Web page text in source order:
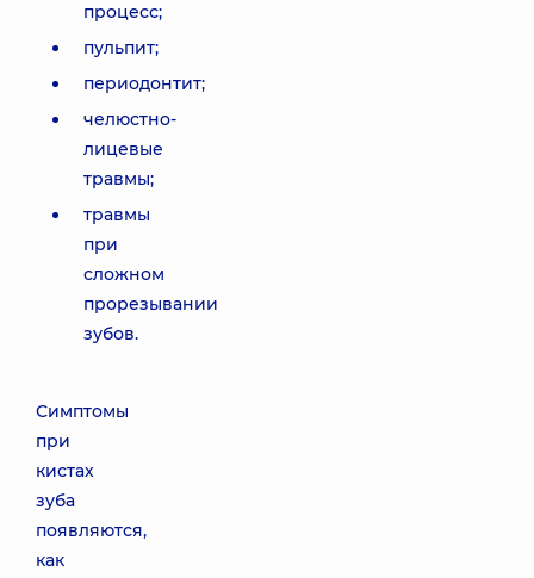
процесс;
пульпит;
периодонтит;
челюстно-
лицевые
травмы;
травмы
при
сложном
прорезывании
зубов.
Симптомы
при
кистах
зуба
появляются,
как